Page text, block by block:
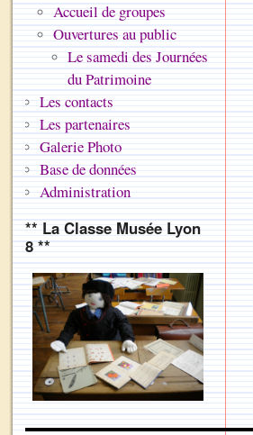
Accueil de groupes
Ouvertures au public
Le samedi des Journées
du Patrimoine
Les contacts
Les partenaires
Galerie Photo
Base de données
Administration
** La Classe Musée Lyon
8 **